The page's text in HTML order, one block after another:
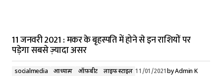
11 जनवरी 2021 : मकर के बृहस्पति में होने से इन राशियों पर
पड़ेगा सबसे ज़्यादा असर
socialmedia आध्यात्म ऑफ़बीट लाइफ स्टाइल 11/01/2021byAdmin K